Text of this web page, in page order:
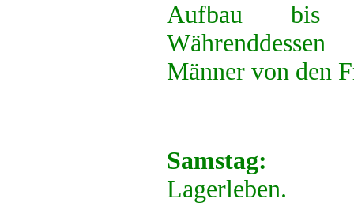
Aufbau bis
Männer von den
Samstag:
Lagerleben.